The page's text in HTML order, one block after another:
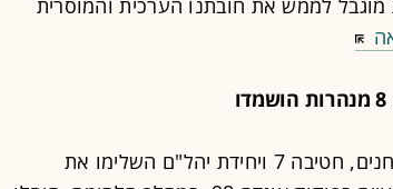
דובר צה"ל הודיע כי כוחות חטיבת הצנחנים, חטיבה 7 ויחידת יהל"ם השלימו את